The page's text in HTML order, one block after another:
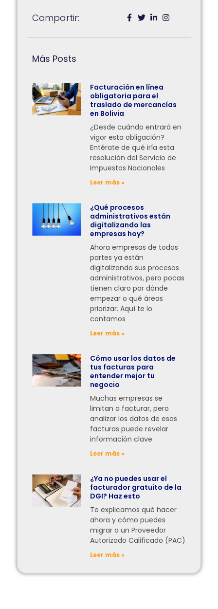
Compartir:
Más Posts
Facturación en línea
obligatoria para el
traslado de mercancías
en Bolivia
¿Desde cuándo entrará en
vigor esta obligación?
Entérate de qué iría esta
resolución del Servicio de
Impuestos Nacionales
Leer más »
¿Qué procesos
administrativos están
digitalizando las
empresas hoy?
Ahora empresas de todas
partes ya están
digitalizando sus procesos
administrativos, pero pocas
tienen claro por dónde
empezar o qué áreas
priorizar. Aquí te lo
contamos
Leer más »
Cómo usar los datos de
tus facturas para
entender mejor tu
negocio
Muchas empresas se
limitan a facturar, pero
analizar los datos de esas
facturas puede revelar
información clave
Leer más »
¿Ya no puedes usar el
facturador gratuito de la
DGI? Haz esto
Te explicamos qué hacer
ahora y cómo puedes
migrar a un Proveedor
Autorizado Calificado (PAC)
Leer más »